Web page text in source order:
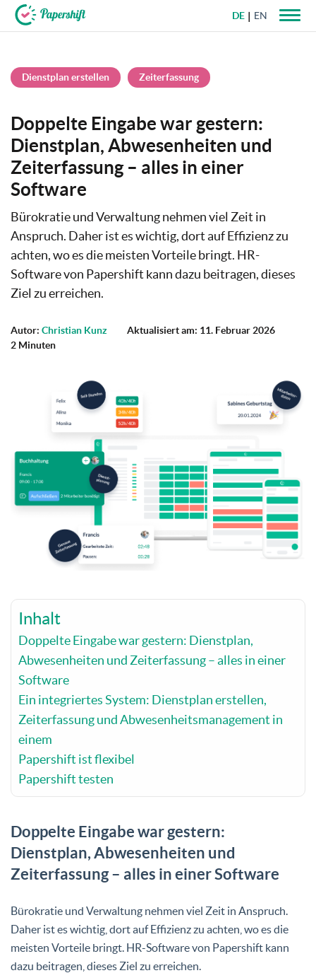
DE EN
Dienstplan erstellen Zeiterfassung
Doppelte Eingabe war gestern:
Dienstplan, Abwesenheiten und
Zeiterfassung – alles in einer
Software
Bürokratie und Verwaltung nehmen viel Zeit in
Anspruch. Daher ist es wichtig, dort auf Effizienz zu
achten, wo es die meisten Vorteile bringt. HR-
Software von Papershift kann dazu beitragen, dieses
Ziel zu erreichen.
Autor: Christian Kunz
Aktualisiert am: 11. Februar 2026
2 Minuten
Inhalt
Doppelte Eingabe war gestern: Dienstplan,
Abwesenheiten und Zeiterfassung – alles in einer
Software
Ein integriertes System: Dienstplan erstellen,
Zeiterfassung und Abwesenheitsmanagement in
einem
Papershift ist flexibel
Papershift testen
Doppelte Eingabe war gestern:
Dienstplan, Abwesenheiten und
Zeiterfassung – alles in einer Software
Bürokratie und Verwaltung nehmen viel Zeit in Anspruch.
Daher ist es wichtig, dort auf Effizienz zu achten, wo es die
meisten Vorteile bringt. HR-Software von Papershift kann
dazu beitragen, dieses Ziel zu erreichen.